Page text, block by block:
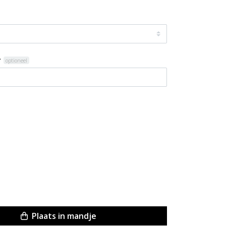
optioneel
Plaats in mandje